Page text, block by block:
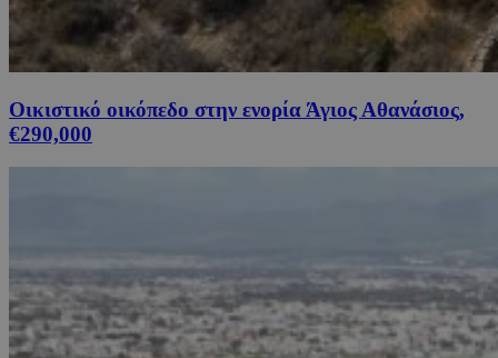
Οικιστικό οικόπεδο στην ενορία Άγιος Αθανάσιος,
€290,000